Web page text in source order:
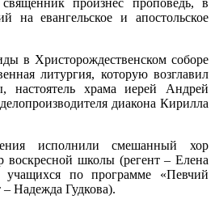
на евангельское и апостольское
в Христорождественском соборе
литургия, которую возглавил
настоятель храма иерей Андрей
диакона Кирилла
исполнили смешанный хор
воскресной школы (регент – Елена
по программе «Певчий
– Надежда Гудкова).